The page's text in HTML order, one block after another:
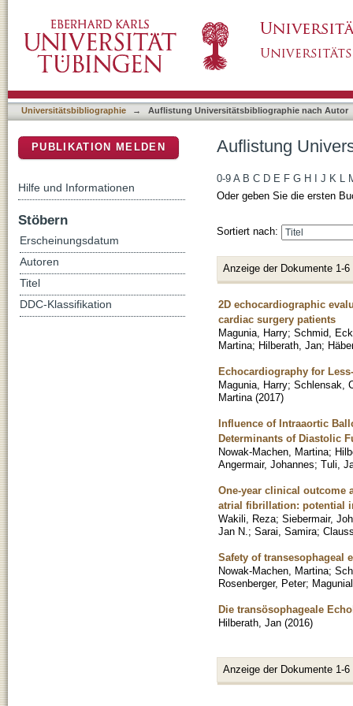
Universitätsbibliographie → Auflistung Universitätsbibliographie nach Autor
Auflistung
0-9 A B C D E F G H J K L
Oder geben Sie die ersten
Sortiert nach:
Anzeige der Dokumente 1-6
2D echocardiographic
cardiac surgery patients
Magunia, Harry; Schmid,
Martina; Hilberath, Jan;
Echocardiography for
Magunia, Harry; Schlensak,
Martina (2017)
Influence of Intraaortic
Determinants of Diastolic
Nowak-Machen, Martina;
Angermair, Johannes; Tuli,
One-year clinical outcome
atrial fibrillation: potential
Wakili, Reza; Siebermair,
Jan N. ; Sarai, Samira;
Safety of transesophageal
Nowak-Machen, Martina;
Rosenberger, Peter;
Die transösophageale
Hilberath, Jan (2016)
Anzeige der Dokumente 1-6
PUBLIKATION MELDEN
Hilfe und Informationen
Stöbern
Erscheinungsdatum
Autoren
Titel
DDC-Klassifikation